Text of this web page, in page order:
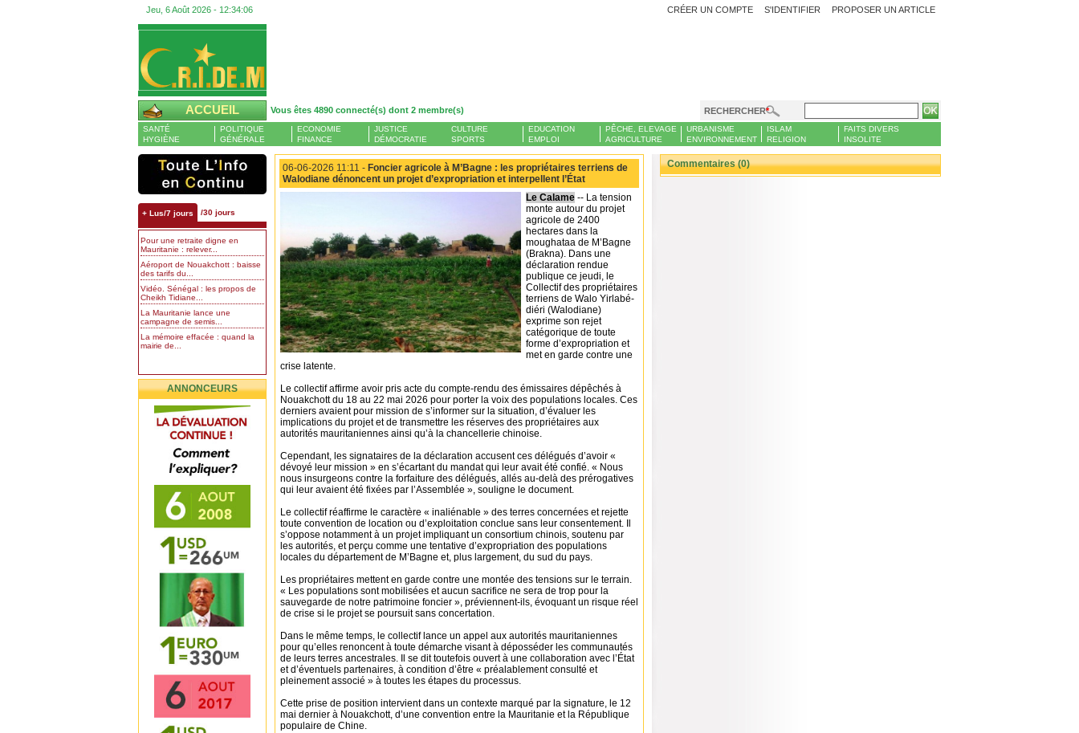
Jeu, 6 Août 2026 - 12:34:07 PROPOSER UN ARTICLE
CRÉER UN COMPTE S'IDENTIFIER
ACCUEIL Vous êtes 4890 connecté(s) dont 2 membre(s) RECHERCHER
SANTÉ
HYGIÈNE
POLITIQUE
GÉNÉRALE
ECONOMIE
FINANCE
JUSTICE
DÉMOCRATIE
CULTURE
SPORTS
EDUCATION
EMPLOI
PÊCHE, ELEVAGE
AGRICULTURE
URBANISME
ENVIRONNEMENT
ISLAM
RELIGION
FAITS DIVERS
INSOLITE
+ Lus/7 jours /30 jours
Pour une retraite digne en
Mauritanie : relever...
Aéroport de Nouakchott : baisse
des tarifs du...
Vidéo. Sénégal : les propos de
Cheikh Tidiane...
La Mauritanie lance une
campagne de semis...
La mémoire effacée : quand la
mairie de...
ANNONCEURS
06-06-2026 11:11 - Foncier agricole à M’Bagne : les propriétaires terriens de
Walodiane dénoncent un projet d’expropriation et interpellent l’État
Le Calame -- La tension
monte autour du projet
agricole de 2400
hectares dans la
moughataa de M’Bagne
(Brakna). Dans une
déclaration rendue
publique ce jeudi, le
Collectif des propriétaires
terriens de Walo Yirlabé-
diéri (Walodiane)
exprime son rejet
catégorique de toute
forme d’expropriation et
met en garde contre une
crise latente.
Le collectif affirme avoir pris acte du compte-rendu des émissaires dépêchés à
Nouakchott du 18 au 22 mai 2026 pour porter la voix des populations locales. Ces
derniers avaient pour mission de s’informer sur la situation, d’évaluer les
implications du projet et de transmettre les réserves des propriétaires aux
autorités mauritaniennes ainsi qu’à la chancellerie chinoise.
Cependant, les signataires de la déclaration accusent ces délégués d’avoir «
dévoyé leur mission » en s’écartant du mandat qui leur avait été confié. « Nous
nous insurgeons contre la forfaiture des délégués, allés au-delà des prérogatives
qui leur avaient été fixées par l’Assemblée », souligne le document.
Le collectif réaffirme le caractère « inaliénable » des terres concernées et rejette
toute convention de location ou d’exploitation conclue sans leur consentement. Il
s’oppose notamment à un projet impliquant un consortium chinois, soutenu par
les autorités, et perçu comme une tentative d’expropriation des populations
locales du département de M’Bagne et, plus largement, du sud du pays.
Les propriétaires mettent en garde contre une montée des tensions sur le terrain.
« Les populations sont mobilisées et aucun sacrifice ne sera de trop pour la
sauvegarde de notre patrimoine foncier », préviennent-ils, évoquant un risque réel
de crise si le projet se poursuit sans concertation.
Dans le même temps, le collectif lance un appel aux autorités mauritaniennes
pour qu’elles renoncent à toute démarche visant à déposséder les communautés
de leurs terres ancestrales. Il se dit toutefois ouvert à une collaboration avec l’État
et d’éventuels partenaires, à condition d’être « préalablement consulté et
pleinement associé » à toutes les étapes du processus.
Cette prise de position intervient dans un contexte marqué par la signature, le 12
mai dernier à Nouakchott, d’une convention entre la Mauritanie et la République
populaire de Chine.
Commentaires (0)